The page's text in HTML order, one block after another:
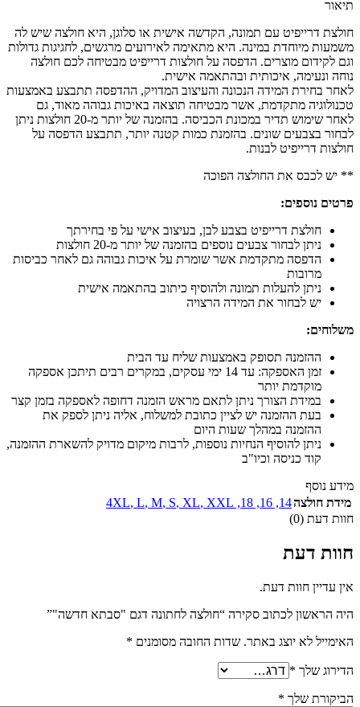
תיאור
חולצת דרייפיט עם תמונה, הקדשה אישית או סלוגן, היא חולצה שיש לה
משמעות מיוחדת במינה. היא מתאימה לאירועים מרגשים, לחגיגות גדולות
וגם לקידום מוצרים. הדפסה על חולצות דרייפיט מבטיחה לכם חולצה
נוחה ונעימה, איכותית ובהתאמה אישית.
לאחר בחירת המידה הנכונה והעיצוב המדויק, ההדפסה תתבצע באמצעות
טכנולוגיה מתקדמת, אשר מבטיחה תוצאה באיכות גבוהה מאוד, גם
לאחר שימוש תדיר במכונת הכביסה. בהזמנה של יותר מ-20 חולצות ניתן
לבחור בצבעים שונים. בהזמנת כמות קטנה יותר, תתבצע הדפסה על
חולצות דרייפיט לבנות.
** יש לכבס את החולצה הפוכה
פרטים נוספים:
חולצת דרייפיט בצבע לבן, בעיצוב אישי על פי בחירתך
ניתן לבחור צבעים נוספים בהזמנה של יותר מ-20 חולצות
הדפסה מתקדמת אשר שומרת על איכות גבוהה גם לאחר כביסות
מרובות
ניתן להעלות תמונה ולהוסיף כיתוב בהתאמה אישית
יש לבחור את המידה הרצויה
משלוחים:
ההזמנה תסופק באמצעות שליח עד הבית
זמן האספקה: עד 14 ימי עסקים, במקרים רבים תיתכן אספקה
מוקדמת יותר
במידת הצורך ניתן לתאם מראש הזמנה דחופה לאספקה בזמן קצר
בעת ההזמנה יש לציין כתובת למשלוח, אליה ניתן לספק את
ההזמנה במהלך שעות היום
ניתן להוסיף הנחיות נוספות, לרבות מיקום מדויק להשארת ההזמנה,
קוד כניסה וכיו"ב
מידע נוסף
מידת חולצה14
,
16
,
18
,
4XL, L, M, S, XL, XXL
חוות דעת (0)
חוות דעת
אין עדיין חוות דעת.
היה הראשון לכתוב סקירה “חולצה לחתונה דגם "סבתא חדשה"”
האימייל לא יוצג באתר. שדות החובה מסומנים *
הדירוג שלך *
הביקורת שלך *